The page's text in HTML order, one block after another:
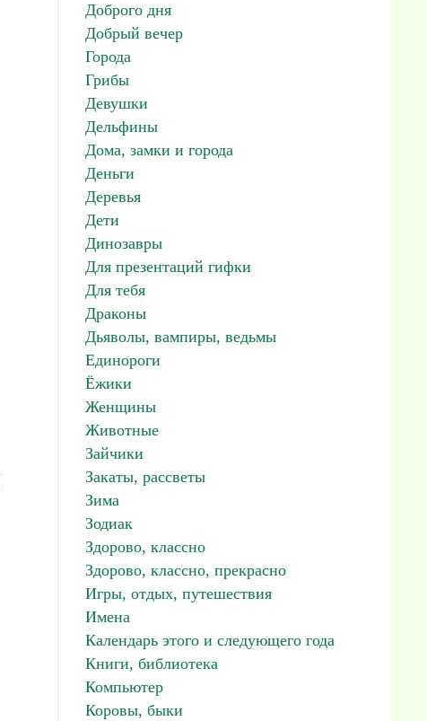
Доброго дня
Добрый вечер
Города
Грибы
Девушки
Дельфины
Дома, замки и города
Деньги
Деревья
Дети
Динозавры
Для презентаций гифки
Для тебя
Драконы
Дьяволы, вампиры, ведьмы
Единороги
Ёжики
Женщины
Животные
Зайчики
Закаты, рассветы
Зима
Зодиак
Здорово, классно
Здорово, классно, прекрасно
Игры, отдых, путешествия
Имена
Календарь этого и следующего года
Книги, библиотека
Компьютер
Коровы, быки